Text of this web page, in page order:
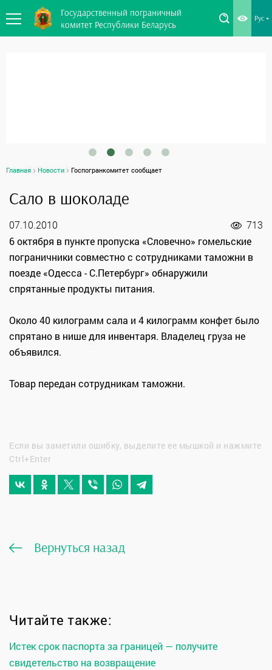
Государственный пограничный
комитет Республики Беларусь
Рус
Главная Новости Госпогранкомитет сообщает
Сало в шоколаде
07.10.2010 713
6 октября в пункте пропуска «Словечно» гомельские
пограничники совместно с сотрудниками таможни в
поезде «Одесса - С.Петербург» обнаружили
спрятанные продукты питания.
Около 40 килограмм сала и 4 килограмм конфет было
спрятано в нише для инвентаря. Владелец груза не
объявился.
Товар передан сотрудникам таможни.
Если вы заметили ошибку, выделите ее мышкой и нажмите
Ctrl+Enter
Вернуться назад
Читайте также:
Истек срок паспорта за границей — получите
свидетельство на возвращение